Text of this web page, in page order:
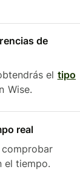
de
el tipo
Wise.
real
el tiempo.